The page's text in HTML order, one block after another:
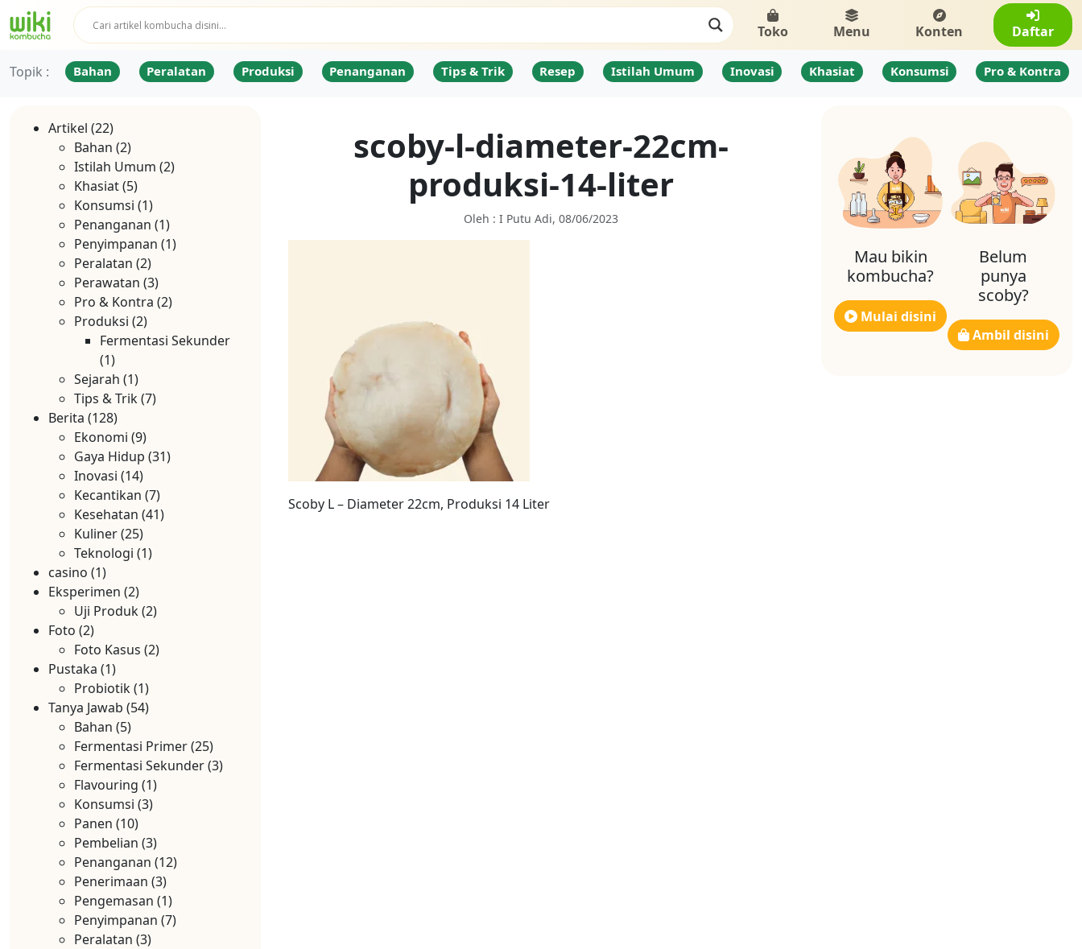
Toko Menu Konten Daftar
Topik : Bahan Peralatan Produksi Penanganan Tips & Trik Resep Istilah Umum Inovasi Khasiat Konsumsi Pro & Kontra
Mau bikin
kombucha?
Mulai disini
Belum
punya
scoby?
Ambil disini
scoby-l-diameter-22cm-
produksi-14-liter
Oleh : I Putu Adi, 08/06/2023
Scoby L – Diameter 22cm, Produksi 14 Liter
Artikel (22)
Bahan (2)
Istilah Umum (2)
Khasiat(5)
Konsumsi (1)
Penanganan (1)
Penyimpanan (1)
Peralatan (2)
Perawatan (3)
Pro & Kontra (2)
Produksi (2)
Fermentasi Sekunder
(1)
Sejarah (1)
Tips & Trik(7)
Berita (128)
Ekonomi (9)
Gaya Hidup (31)
Inovasi (14)
Kecantikan (7)
Kesehatan (41)
Kuliner(25)
Teknologi (1)
casino (1)
Eksperimen (2)
Uji Produk(2)
Foto (2)
Foto Kasus (2)
Pustaka (1)
Probiotik(1)
Tanya Jawab (54)
Bahan (5)
Fermentasi Primer(25)
Fermentasi Sekunder(3)
Flavouring (1)
Konsumsi (3)
Panen (10)
Pembelian (3)
Penanganan (12)
Penerimaan (3)
Pengemasan (1)
Penyimpanan (7)
Peralatan (3)